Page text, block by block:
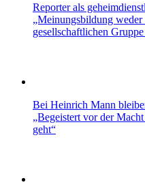
Reporter als
„Meinungsbildung weder
gesellschaftlichen
Bei Heinrich Mann
„Begeistert vor der
geht“